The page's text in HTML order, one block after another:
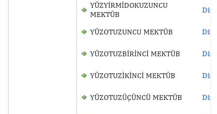
YÜZYİRMİDOKUZUNCU
MEKTÛB
YÜZOTUZUNCU MEKTÛB
YÜZOTUZBİRİNCİ MEKTÛB
YÜZOTUZİKİNCİ MEKTÛB
YÜZOTUZÜÇÜNCÜ MEKTÛB